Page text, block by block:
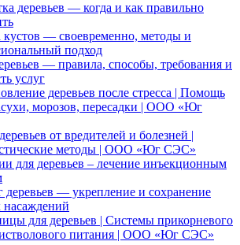
деревьев — когда и как правильно
кустов — своевременно, методы и
подход
— правила, способы, требования и
услуг
деревьев после стресса | Помощь
морозов, пересадки | ООО «Юг
от вредителей и болезней |
методы | ООО «Юг СЭС»
для деревьев – лечение инъекционным
деревьев — укрепление и сохранение
насаждений
для деревьев | Системы прикорневого
питания | ООО «Юг СЭС»